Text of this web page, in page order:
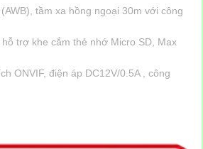
tầm xa hồng ngoại 30m với công
trợ khe cắm thẻ nhớ Micro SD, Max
ONVIF, điện áp DC12V/0.5A , công